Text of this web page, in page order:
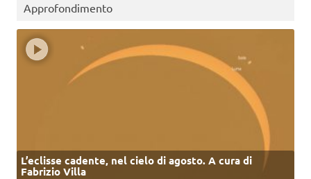
Approfondimento
L’eclisse cadente, nel cielo di agosto. A cura di
Fabrizio Villa